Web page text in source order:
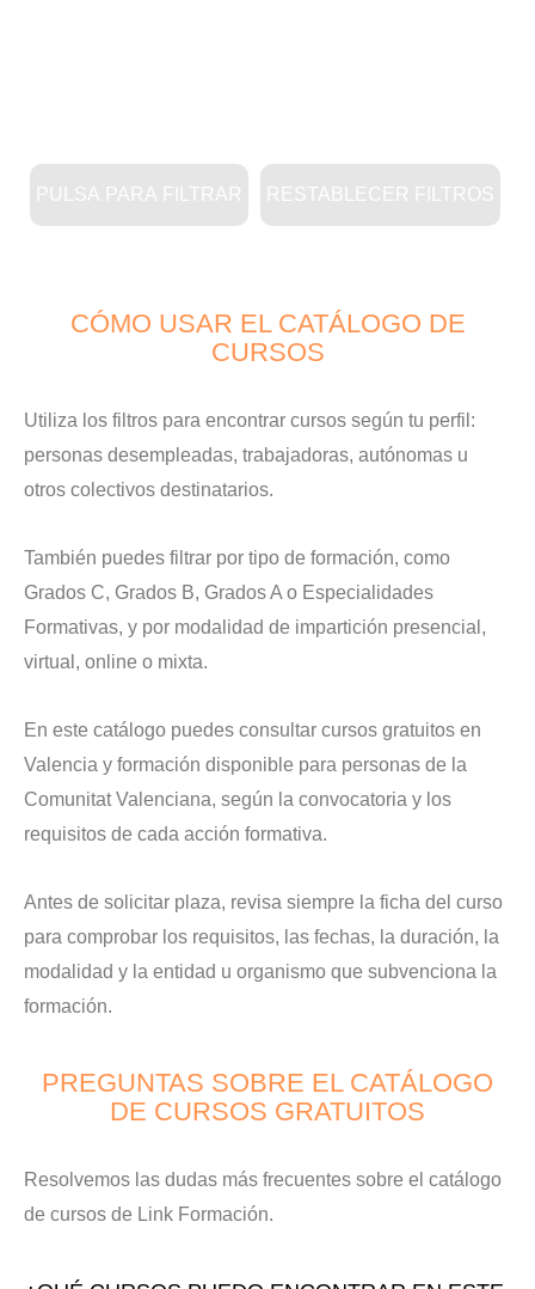
PULSA PARA FILTRAR RESTABLECER FILTROS
CÓMO USAR EL CATÁLOGO DE
CURSOS
Utiliza los filtros para encontrar cursos según tu perfil:
personas desempleadas, trabajadoras, autónomas u
otros colectivos destinatarios.
También puedes filtrar por tipo de formación, como
Grados C, Grados B, Grados A o Especialidades
Formativas, y por modalidad de impartición presencial,
virtual, online o mixta.
En este catálogo puedes consultar cursos gratuitos en
Valencia y formación disponible para personas de la
Comunitat Valenciana, según la convocatoria y los
requisitos de cada acción formativa.
Antes de solicitar plaza, revisa siempre la ficha del curso
para comprobar los requisitos, las fechas, la duración, la
modalidad y la entidad u organismo que subvenciona la
formación.
PREGUNTAS SOBRE EL CATÁLOGO
DE CURSOS GRATUITOS
Resolvemos las dudas más frecuentes sobre el catálogo
de cursos de Link Formación.